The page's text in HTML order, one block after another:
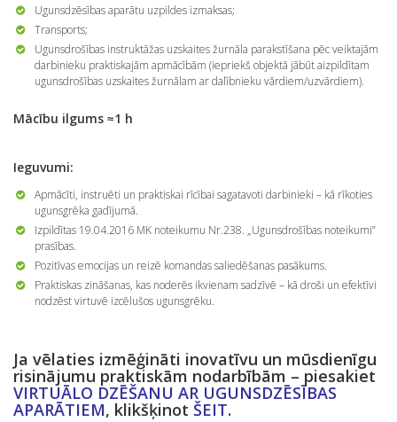
Ugunsdzēsības aparātu uzpildes izmaksas;
Transports;
Ugunsdrošības instruktāžas uzskaites žurnāla parakstīšana pēc veiktajām
darbinieku praktiskajām apmācībām (iepriekš objektā jābūt aizpildītam
ugunsdrošības uzskaites žurnālam ar dalībnieku vārdiem/uzvārdiem).
Mācību ilgums ≈1 h
Ieguvumi:
Apmācīti, instruēti un praktiskai rīcībai sagatavoti darbinieki – kā rīkoties
ugunsgrēka gadījumā.
Izpildītas 19.04.2016 MK noteikumu Nr.238. „Ugunsdrošības noteikumi”
prasības.
Pozitīvas emocijas un reizē komandas saliedēšanas pasākums.
Praktiskas zināšanas, kas noderēs ikvienam sadzīvē – kā droši un efektīvi
nodzēst virtuvē izcēlušos ugunsgrēku.
Ja vēlaties izmēģināti inovatīvu un mūsdienīgu
risinājumu praktiskām nodarbībām – piesakiet
VIRTUĀLO DZĒŠANU AR UGUNSDZĒSĪBAS
APARĀTIEM, klikšķinot ŠEIT.